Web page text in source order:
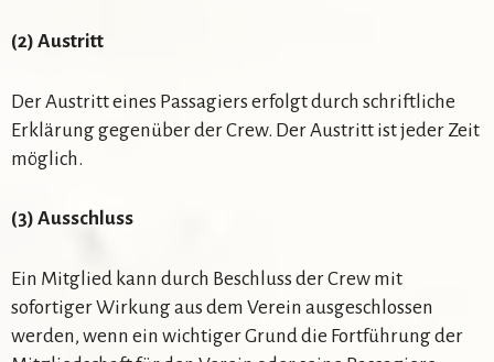
(2) Austritt
Der Austritt eines Passagiers erfolgt durch schriftliche
Erklärung gegenüber der Crew. Der Austritt ist jeder Zeit
möglich.
(3) Ausschluss
Ein Mitglied kann durch Beschluss der Crew mit
sofortiger Wirkung aus dem Verein ausgeschlossen
werden, wenn ein wichtiger Grund die Fortführung der